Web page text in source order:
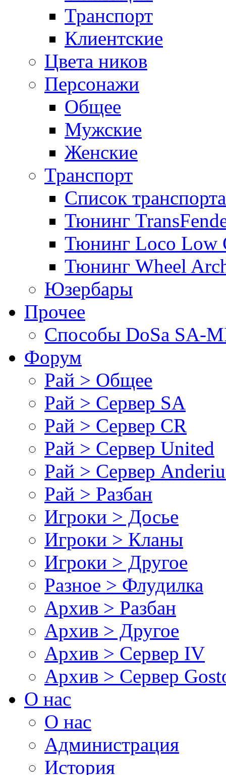
Транспорт
Клиентские
Цвета ников
Персонажи
Общее
Мужские
Женские
Транспорт
Список транспорта
Тюнинг
Тюнинг Loco Low
Тюнинг Wheel
Юзербары
Прочее
Cпособы DoSа SA-
Форум
Рай > Общее
Рай > Сервер SA
Рай > Сервер CR
Рай > Сервер United
Рай > Сервер
Рай > Разбан
Игроки > Досье
Игроки > Кланы
Игроки > Другое
Разное > Флудилка
Архив > Разбан
Архив > Другое
Архив > Сервер IV
Архив > Сервер
О нас
О нас
Администрация
История